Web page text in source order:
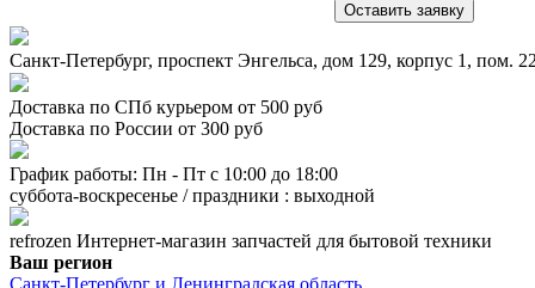
Санкт-Петербург, проспект Энгельса, дом 129, корпус 1, пом.
Доставка по СПб курьером от 500 руб
Доставка по России от 300 руб
График работы: Пн - Пт с 10:00 до 18:00
суббота-воскресенье / праздники : выходной
refrozen Интернет-магазин запчастей для бытовой техники
Ваш регион